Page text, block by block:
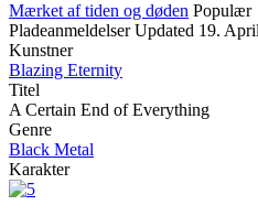
Mærket af tiden og døden Populær
Pladeanmeldelser Updated 19.
Kunstner
Blazing Eternity
Titel
A Certain End of Everything
Genre
Black Metal
Karakter